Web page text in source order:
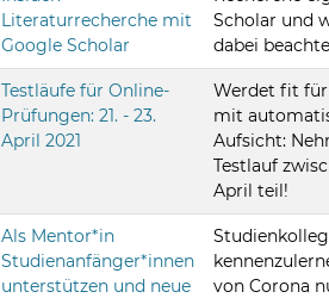
Literaturrecherche mit
Google Scholar
Scholar und
dabei
Testläufe für Online-
Prüfungen: 21. - 23.
April 2021
Werdet fit
mit
Aufsicht:
Testlauf
April teil!
Als Mentor*in
Studienanfänger*innen
unterstützen und neue
von Corona